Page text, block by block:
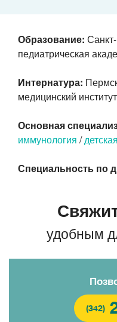
Образование:
педиатрическая
Интернатура:
медицинский
Основная
иммунология /
Специальность по
удобным
(342)